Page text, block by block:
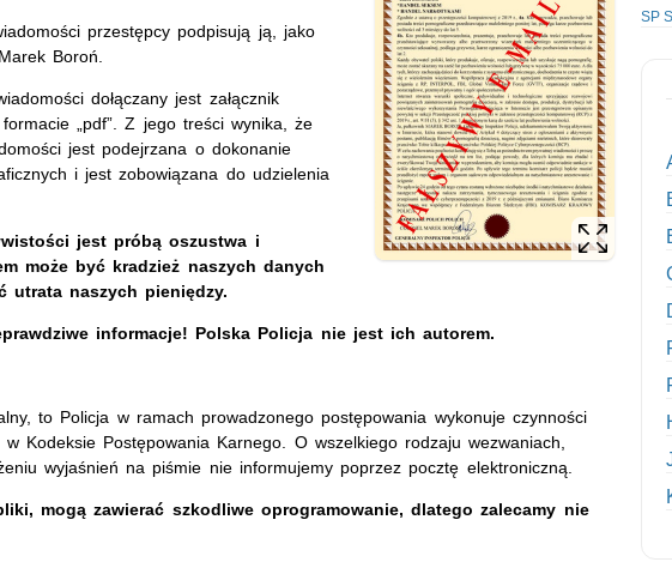
przestępcy podpisują ją, jako
Marek Boroń.
dołączany jest załącznik
„pdf”. Z jego treści wynika, że
jest podejrzana o dokonanie
i jest zobowiązana do udzielenia
jest próbą oszustwa i
może być kradzież naszych danych
utrata naszych pieniędzy.
informacje! Polska Policja nie jest ich autorem.
to Policja w ramach prowadzonego postępowania wykonuje czynności
w Kodeksie Postępowania Karnego. O wszelkiego rodzaju wezwaniach,
wyjaśnień na piśmie nie informujemy poprzez pocztę elektroniczną.
mogą zawierać szkodliwe oprogramowanie, dlatego zalecamy nie
SP